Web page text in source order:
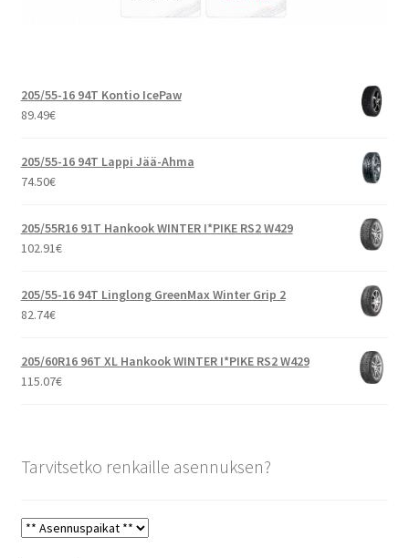
205/55-16 94T Kontio IcePaw
89.49€
205/55-16 94T Lappi Jää-Ahma
74.50€
205/55R16 91T Hankook WINTER I*PIKE RS2 W429
102.91€
205/55-16 94T Linglong GreenMax Winter Grip 2
82.74€
205/60R16 96T XL Hankook WINTER I*PIKE RS2 W429
115.07€
Tarvitsetko renkaille asennuksen?